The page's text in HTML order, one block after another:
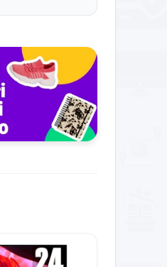
a 200Hz. Per
e la nitidezza
iniziale dei